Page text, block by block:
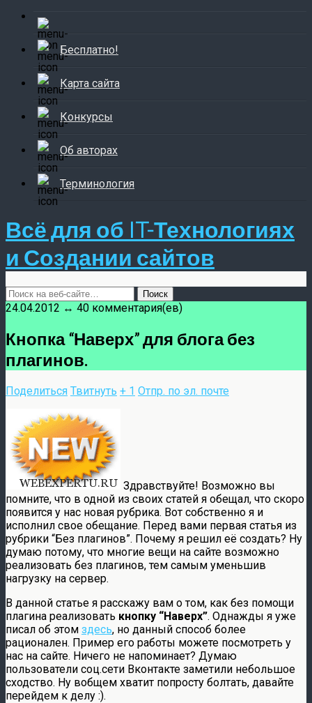
Бесплатно!
Карта сайта
Конкурсы
Об авторах
Терминология
Всё для об IT-Технологиях
и Создании сайтов
24.04.2012 ↔ 40 комментария(ев)
Кнопка “Наверх” для блога без
плагинов.
Поделиться Твитнуть + 1 Отпр. по эл. почте
Здравствуйте! Возможно вы
помните, что в одной из своих статей я обещал, что скоро
появится у нас новая рубрика. Вот собственно я и
исполнил свое обещание. Перед вами первая статья из
рубрики “Без плагинов”. Почему я решил её создать? Ну
думаю потому, что многие вещи на сайте возможно
реализовать без плагинов, тем самым уменьшив
нагрузку на сервер.
В данной статье я расскажу вам о том, как без помощи
плагина реализовать кнопку “Наверх”. Однажды я уже
писал об этом здесь, но данный способ более
рационален. Пример его работы можете посмотреть у
нас на сайте. Ничего не напоминает? Думаю
пользователи соц.сети Вконтакте заметили небольшое
сходство. Ну вобщем хватит попросту болтать, давайте
перейдем к делу :).